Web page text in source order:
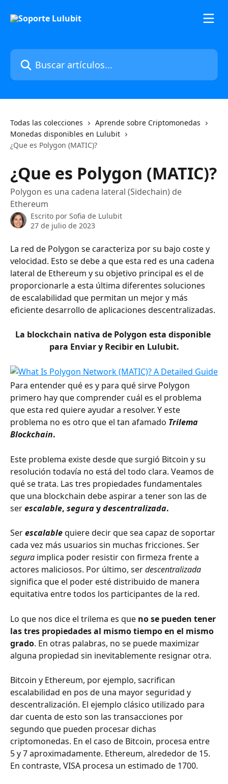
Buscar artículos...
Todas las colecciones
Aprende sobre Criptomonedas
Monedas disponibles en Lulubit
¿Que es Polygon (MATIC)?
¿Que es Polygon (MATIC)?
Polygon es una cadena lateral (Sidechain) de
Ethereum
Escrito por Sofia de Lulubit
27 de julio de 2023
La red de Polygon se caracteriza por su bajo coste y
velocidad. Esto se debe a que esta red es una cadena
lateral de Ethereum y su objetivo principal es el de
proporcionarle a esta última diferentes soluciones
de escalabilidad que permitan un mejor y más
eficiente desarrollo de aplicaciones descentralizadas.
La blockchain nativa de Polygon esta disponible
para Enviar y Recibir en Lulubit.
Para entender qué es y para qué sirve Polygon
primero hay que comprender cuál es el problema
que esta red quiere ayudar a resolver. Y este
problema no es otro que el tan afamado Trilema
Blockchain.
Este problema existe desde que surgió Bitcoin y su
resolución todavía no está del todo clara. Veamos de
qué se trata. Las tres propiedades fundamentales
que una blockchain debe aspirar a tener son las de
ser escalable, segura y descentralizada.
Ser escalable quiere decir que sea capaz de soportar
cada vez más usuarios sin muchas fricciones. Ser
segura implica poder resistir con firmeza frente a
actores maliciosos. Por último, ser descentralizada
significa que el poder esté distribuido de manera
equitativa entre todos los participantes de la red.
Lo que nos dice el trilema es que no se pueden tener
las tres propiedades al mismo tiempo en el mismo
grado. En otras palabras, no se puede maximizar
alguna propiedad sin inevitablemente resignar otra.
Bitcoin y Ethereum, por ejemplo, sacrifican
escalabilidad en pos de una mayor seguridad y
descentralización. El ejemplo clásico utilizado para
dar cuenta de esto son las transacciones por
segundo que pueden procesar dichas
criptomonedas. En el caso de Bitcoin, procesa entre
5 y 7 aproximadamente. Ethereum, alrededor de 15.
En contraste, VISA procesa un estimado de 1700.